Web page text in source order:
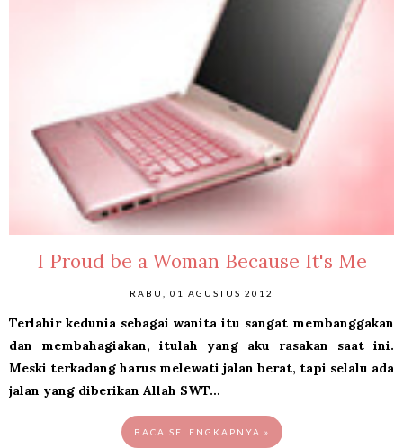
I Proud be a Woman Because It's Me
RABU, 01 AGUSTUS 2012
Terlahir kedunia sebagai wanita itu sangat membanggakan
dan membahagiakan, itulah yang aku rasakan saat ini.
Meski terkadang harus melewati jalan berat, tapi selalu ada
jalan yang diberikan Allah SWT…
BACA SELENGKAPNYA »